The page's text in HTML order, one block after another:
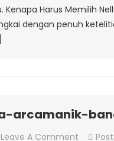
Nelly
Florist
Kenapa Harus Memilih
dengan penuh
arcamanik-
Leave A CommentOn